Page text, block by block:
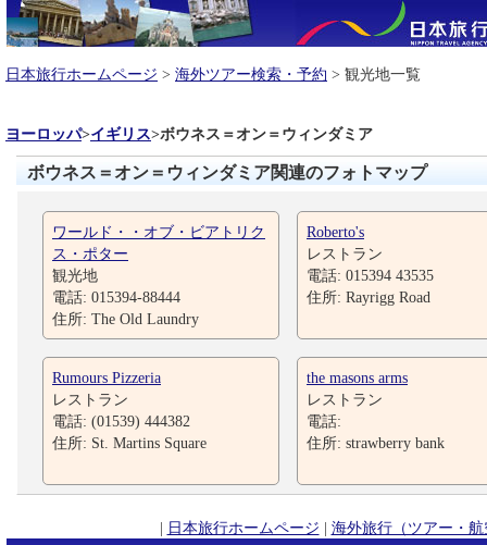
日本旅行ホームページ > 海外ツアー検索・予約 > 観光地一覧
ヨーロッパ>イギリス>ボウネス＝オン＝ウィンダミア
ボウネス＝オン＝ウィンダミア関連のフォトマップ
ワールド・・オブ・ビアトリク
ス・ポター
観光地
電話: 015394-88444
住所: The Old Laundry
Roberto's
レストラン
電話: 015394 43535
住所: Rayrigg Road
Rumours Pizzeria
レストラン
電話: (01539) 444382
住所: St. Martins Square
the masons arms
レストラン
電話:
住所: strawberry bank
| 日本旅行ホームページ | 海外旅行（ツアー・航